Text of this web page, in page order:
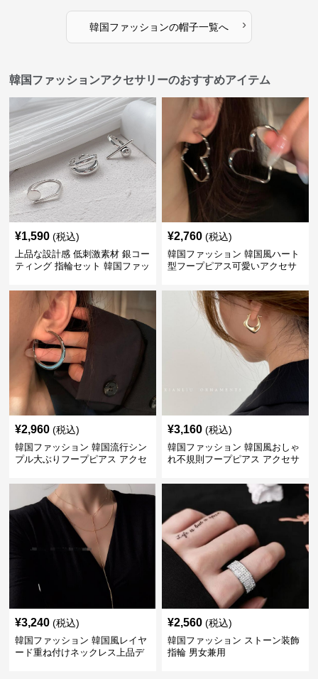
韓国ファッションの帽子一覧へ ›
韓国ファッションアクセサリーのおすすめアイテム
¥1,590 (税込)
上品な設計感 低刺激素材 銀コー
ティング 指輪セット 韓国ファッ
¥2,760 (税込)
韓国ファッション 韓国風ハート
型フープピアス可愛いアクセサ
¥2,960 (税込)
韓国ファッション 韓国流行シン
プル大ぶりフープピアス アクセ
¥3,160 (税込)
韓国ファッション 韓国風おしゃ
れ不規則フープピアス アクセサ
¥3,240 (税込)
韓国ファッション 韓国風レイヤ
ード重ね付けネックレス上品デ
¥2,560 (税込)
韓国ファッション ストーン装飾
指輪 男女兼用